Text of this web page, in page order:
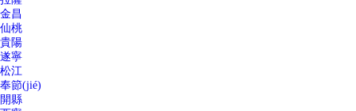
金昌
仙桃
貴陽
遂寧
松江
奉節(jié)
開縣